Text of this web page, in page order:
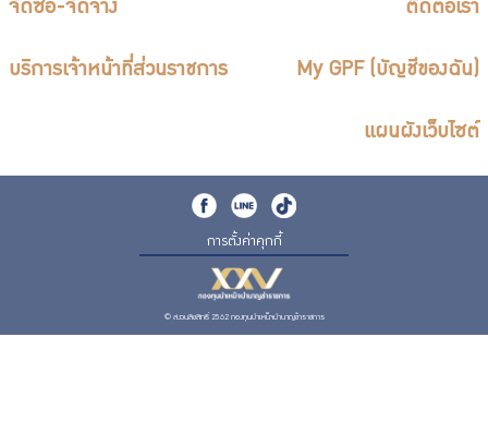
จัดซื้อ-จัดจ้าง ติดต่อเรา
บริการเจ้าหน้าที่ส่วนราชการ My GPF (บัญชีของฉัน)
แผนผังเว็บไซต์
การตั้งค่าคุกกี้
© สงวนลิขสิทธิ์ 2562 กองทุนบำเหน็จบำนาญข้าราชการ